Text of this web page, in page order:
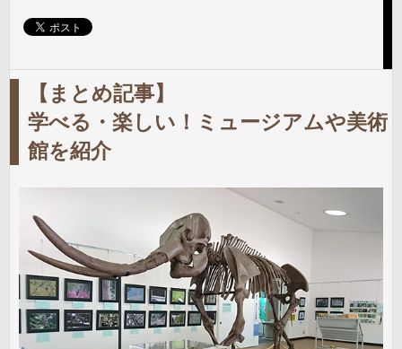
【まとめ記事】
学べる・楽しい！ミュージアムや美術
館を紹介